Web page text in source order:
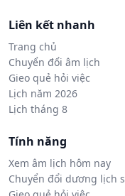
Liên kết nhanh
Trang chủ
Chuyển đổi âm lịch
Gieo quẻ hỏi việc
Lịch năm 2026
Lịch tháng 8
Tính năng
Xem âm lịch hôm nay
Chuyển đổi dương lịch